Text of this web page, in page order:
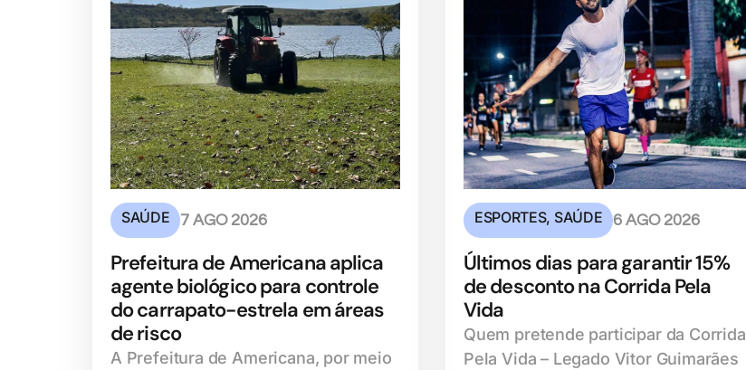
SAÚDE 7 AGO 2026
Prefeitura de Americana aplica
agente biológico para controle
do carrapato-estrela em áreas
de risco
A Prefeitura de Americana, por meio
ESPORTES, SAÚDE 6 AGO 2026
Últimos dias para garantir 15%
de desconto na Corrida Pela
Vida
Quem pretende participar da Corrida
Pela Vida – Legado Vitor Guimarães